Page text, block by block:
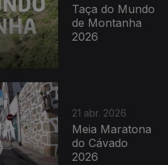
Taça do Mundo
de Montanha
2026
21 abr. 2026
Meia Maratona
do Cávado
2026